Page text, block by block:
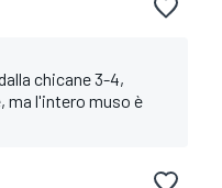
chicane 3-4,
ma l'intero muso è